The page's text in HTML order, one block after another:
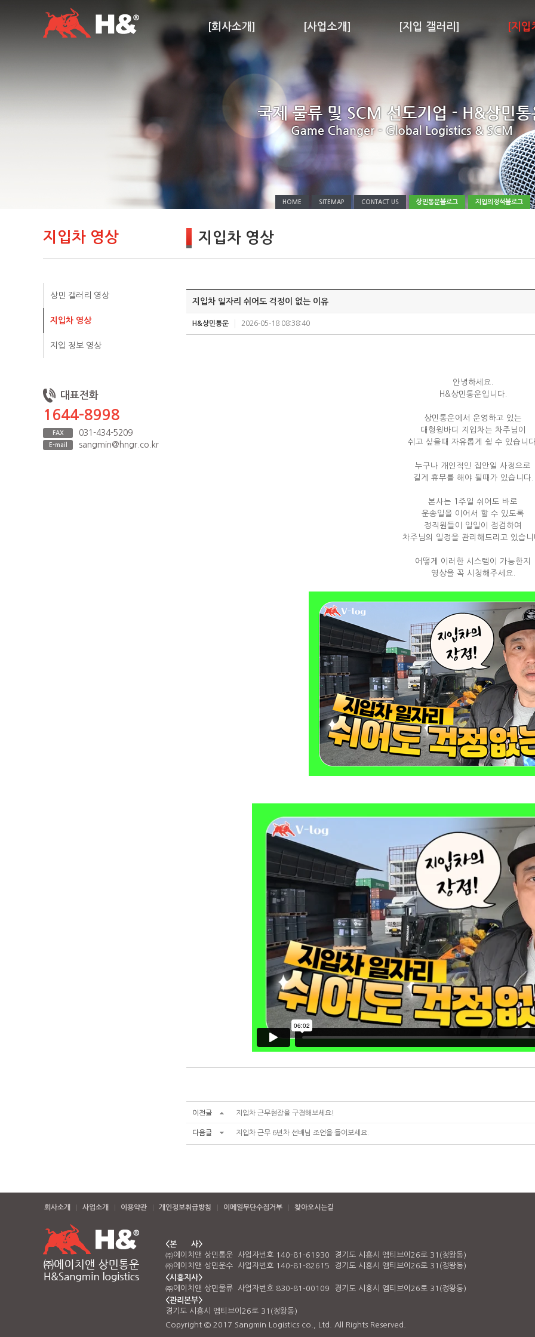
HOME SITEMAP CONTACT US 상민통운블로그 지입의정석블로그
[회사소개] [사업소개] [지입 갤러리] [지입
지입차 영상
상민 갤러리 영상
지입차 영상
지입 정보 영상
대표전화
1644-8998
FAX 031-434-5209
E-mail sangmin@hngr.co.kr
지입차 영상
지입차 일자리 쉬어도 걱정이 없는 이유
H&상민통운 2026-05-18 08:38:40
안녕하세요.
H&상민통운입니다.
상민통운에서 운영하고 있는
대형윙바디 지입차는 차주님이
쉬고 싶을때 자유롭게 쉴 수 있습니
누구나 개인적인 집안일 사정으로
길게 휴무를 해야 될때가 있습니다.
본사는 1주일 쉬어도 바로
운송일을 이어서 할 수 있도록
정직원들이 일일이 점검하여
차주님의 일정을 관리해드리고 있습니
어떻게 이러한 시스템이 가능한지
영상을 꼭 시청해주세요.
이전글 지입차 근무현장을 구경해보세요!
다음글 지입차 근무 6년차 선배님 조언을 들어보세요.
회사소개 사업소개 이용약관 개인정보취급방침 이메일무단수집거부 찾아오시는길
<본 사>
㈜에이치앤 상민통운 사업자번호 140-81-61930 경기도 시흥시 엠티브이26로 31(정왕동)
㈜에이치앤 상민운수 사업자번호 140-81-82615 경기도 시흥시 엠티브이26로 31(정왕동)
<시흥지사>
㈜에이치앤 상민물류 사업자번호 830-81-00109 경기도 시흥시 엠티브이26로 31(정왕동)
<관리본부>
경기도 시흥시 엠티브이26로 31(정왕동)
Copyright © 2017 Sangmin Logistics co., Ltd. All Rights Reserved.